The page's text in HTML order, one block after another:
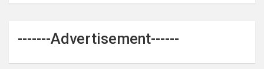
-------Advertisement------